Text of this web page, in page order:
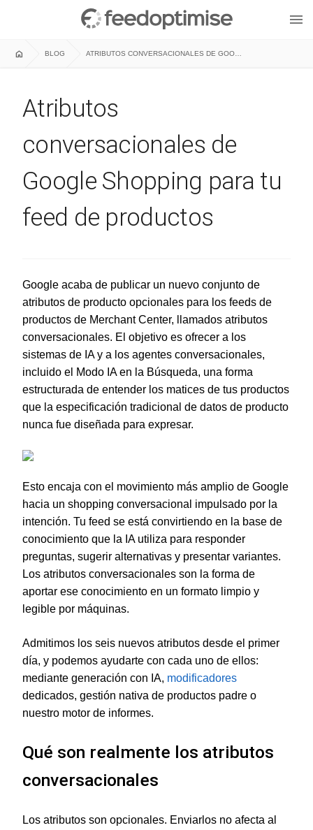
menu
home BLOG
Atributos
conversacionales de
Google Shopping para tu
feed de productos
Google acaba de publicar un nuevo conjunto de
atributos de producto opcionales para los feeds de
productos de Merchant Center, llamados atributos
conversacionales. El objetivo es ofrecer a los
sistemas de IA y a los agentes conversacionales,
incluido el Modo IA en la Búsqueda, una forma
estructurada de entender los matices de tus productos
que la especificación tradicional de datos de producto
nunca fue diseñada para expresar.
Esto encaja con el movimiento más amplio de Google
hacia un shopping conversacional impulsado por la
intención. Tu feed se está convirtiendo en la base de
conocimiento que la IA utiliza para responder
preguntas, sugerir alternativas y presentar variantes.
Los atributos conversacionales son la forma de
aportar ese conocimiento en un formato limpio y
legible por máquinas.
Admitimos los seis nuevos atributos desde el primer
día, y podemos ayudarte con cada uno de ellos:
mediante generación con IA, modificadores
dedicados, gestión nativa de productos padre o
nuestro motor de informes.
Qué son realmente los atributos
conversacionales
Los atributos son opcionales. Enviarlos no afecta al